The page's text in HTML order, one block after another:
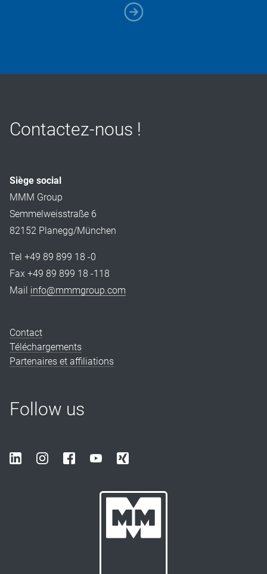
Contactez-nous !
Siège social
MMM Group
Semmelweisstraße 6
82152 Planegg/München
Tel +49 89 899 18 -0
Fax +49 89 899 18 -118
Mail info@mmmgroup.com
Contact
Téléchargements
Partenaires et affiliations
Follow us